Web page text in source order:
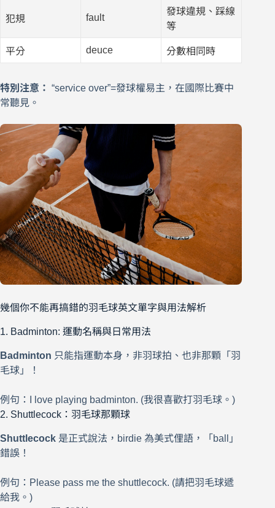
犯規 fault
發球違規、踩線
等
平分 deuce 分數相同時
特別注意： “service over”=發球權易主，在國際比賽中
常聽見。
幾個你不能再搞錯的羽毛球英文單字與用法解析
1. Badminton: 運動名稱與日常用法
Badminton 只能指運動本身，非羽球拍、也非那顆「羽
毛球」！
例句：I love playing badminton. (我很喜歡打羽毛球。)
2. Shuttlecock：羽毛球那顆球
Shuttlecock 是正式說法，birdie 為美式俚語，「ball」
錯誤！
例句：Please pass me the shuttlecock. (請把羽毛球遞
給我。)